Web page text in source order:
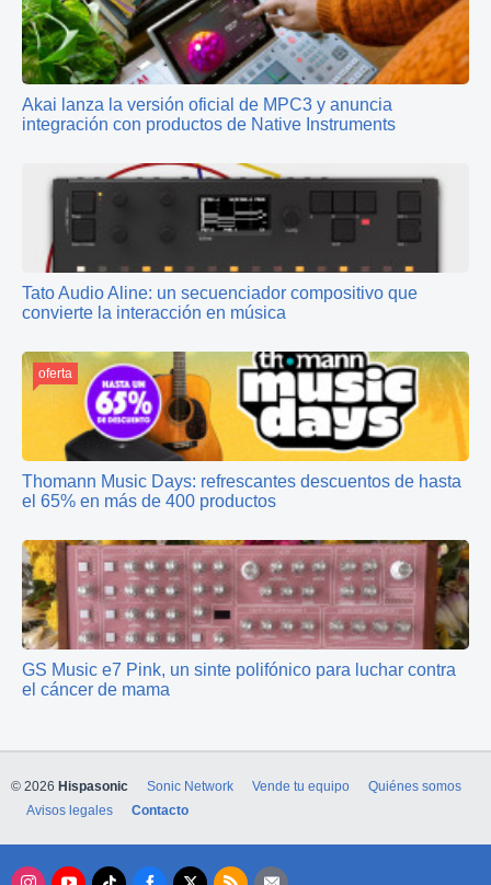
Akai lanza la versión oficial de MPC3 y anuncia
integración con productos de Native Instruments
Tato Audio Aline: un secuenciador compositivo que
convierte la interacción en música
oferta
Thomann Music Days: refrescantes descuentos de hasta
el 65% en más de 400 productos
GS Music e7 Pink, un sinte polifónico para luchar contra
el cáncer de mama
© 2026 Hispasonic Sonic Network Vende tu equipo
Quiénes somos
Avisos legales
Contacto